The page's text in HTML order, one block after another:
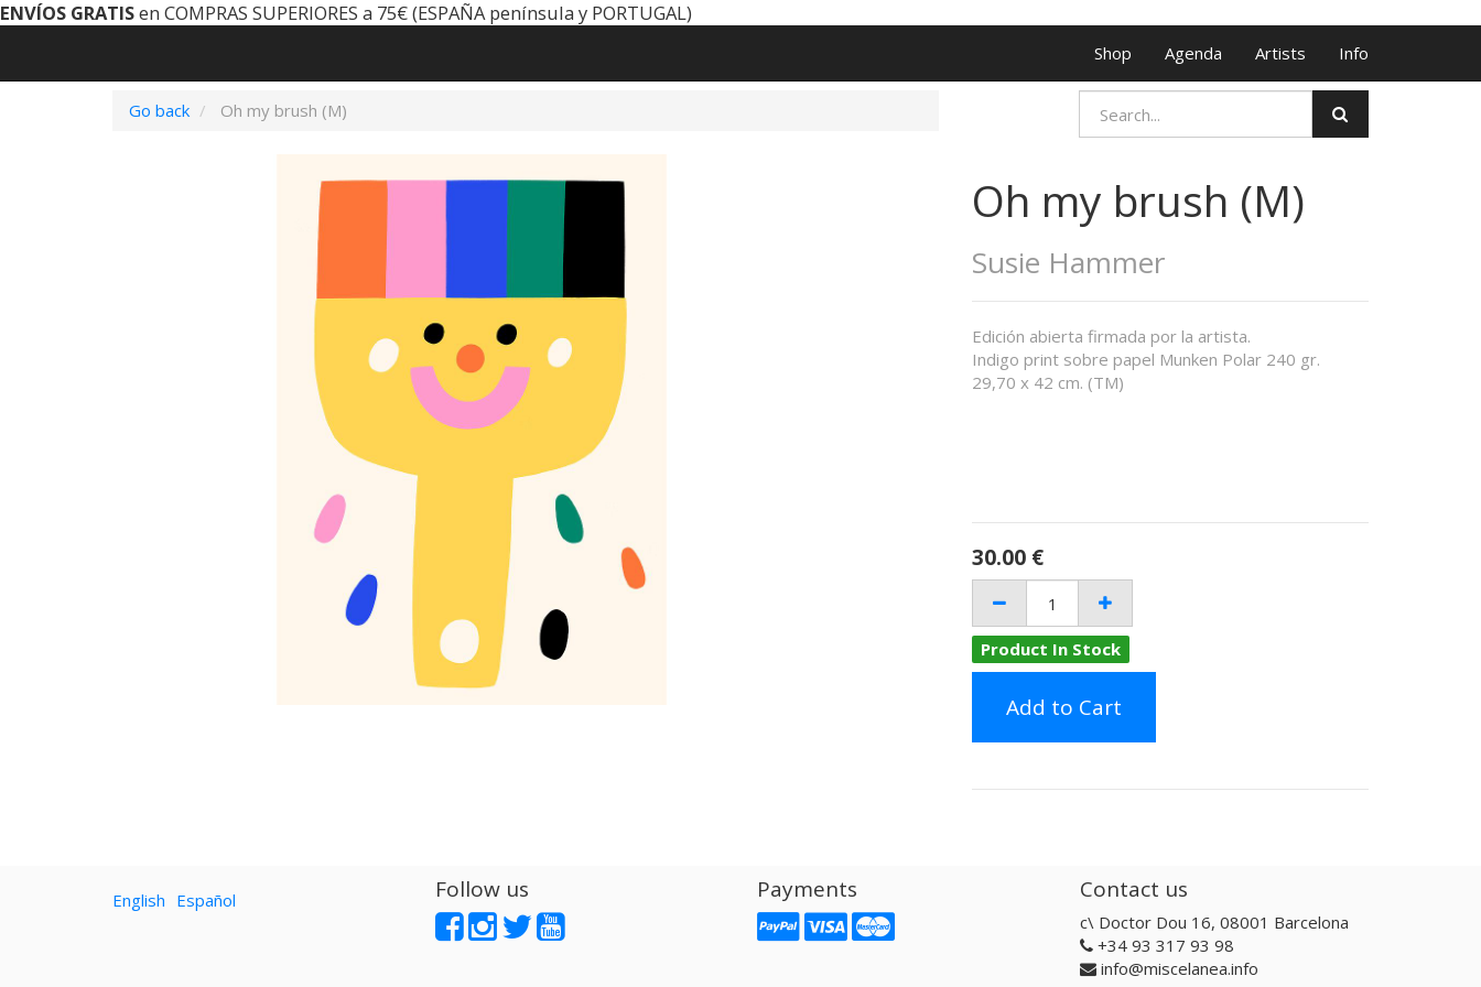
ENVÍOS GRATISen COMPRAS SUPERIORES a 75€ (ESPAÑA península y PORTUGAL)
Shop Agenda Artists Info
Go back Oh my brush (M)
Oh my brush (M)
Susie Hammer
Edición abierta firmada por la artista.
Indigo print sobre papel Munken Polar 240 gr.
29,70 x 42 cm. (TM)
30.00 €
Product In Stock
Add to Cart
English Español Follow us Payments Contact us
c\ Doctor Dou 16, 08001 Barcelona
+34 93 317 93 98
info@miscelanea.info